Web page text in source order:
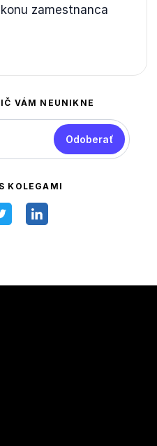
zamestnanca
VÁM NEUNIKNE
Odoberať
KOLEGAMI